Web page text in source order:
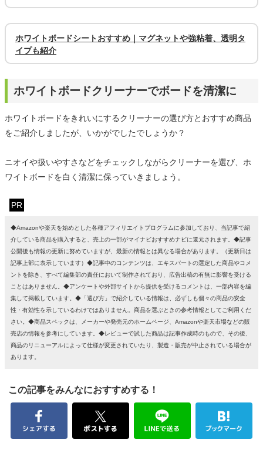
ホワイトボードシートおすすめ｜マグネットや強粘着、透明タ
イプも紹介
ホワイトボードクリーナーでボードを清潔に
ホワイトボードをきれいにするクリーナーの選び方とおすすめ商品
をご紹介しましたが、いかがでしたでしょうか？
ニオイや扱いやすさなどをチェックしながらクリーナーを選び、ホ
ワイトボードを白く清潔に保っていきましょう。
PR
◆Amazonや楽天を始めとした各種アフィリエイトプログラムに参加しており、当記事で紹
介している商品を購入すると、売上の一部がマイナビおすすめナビに還元されます。◆記事
公開後も情報の更新に努めていますが、最新の情報とは異なる場合があります。（更新日は
記事上部に表示しています）◆記事中のコンテンツは、エキスパートの選定した商品やコメ
ントを除き、すべて編集部の責任において制作されており、広告出稿の有無に影響を受ける
ことはありません。◆アンケートや外部サイトから提供を受けるコメントは、一部内容を編
集して掲載しています。◆「選び方」で紹介している情報は、必ずしも個々の商品の安全
性・有効性を示しているわけではありません。商品を選ぶときの参考情報としてご利用くだ
さい。◆商品スペックは、メーカーや発売元のホームページ、Amazonや楽天市場などの販
売店の情報を参考にしています。◆レビューで試した商品は記事作成時のもので、その後、
商品のリニューアルによって仕様が変更されていたり、製造・販売が中止されている場合が
あります。
この記事をみんなにおすすめする！